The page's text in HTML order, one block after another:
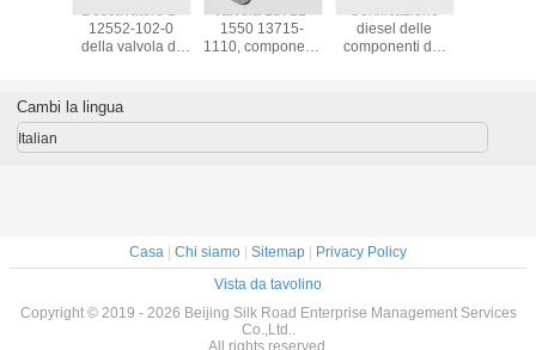
L'escavatore 1-
12552-102-0
della valvola di
parte la
certificazione
Valvola 13711-
1550 13715-
1110, componenti
dell'escavatore
Certificazione
diesel delle
componenti del
210 13668827
Cambi la lingua
Italian
Casa | Chi siamo | Sitemap | Privacy Policy
Vista da tavolino
Copyright © 2019 - 2026 Beijing Silk Road Enterprise Management Services
Co.,Ltd..
All rights reserved.